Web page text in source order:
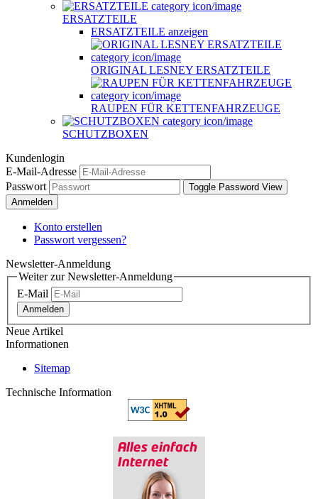
ERSATZTEILE
ERSATZTEILE anzeigen
ORIGINAL LESNEY ERSATZTEILE
RAUPEN FÜR KETTENFAHRZEUGE
SCHUTZBOXEN
Kundenlogin
E-Mail-Adresse
Passwort
Toggle Password View
Anmelden
Konto erstellen
Passwort vergessen?
Newsletter-Anmeldung
Weiter zur Newsletter-Anmeldung
E-Mail
Anmelden
Neue Artikel
Informationen
Sitemap
Technische Information